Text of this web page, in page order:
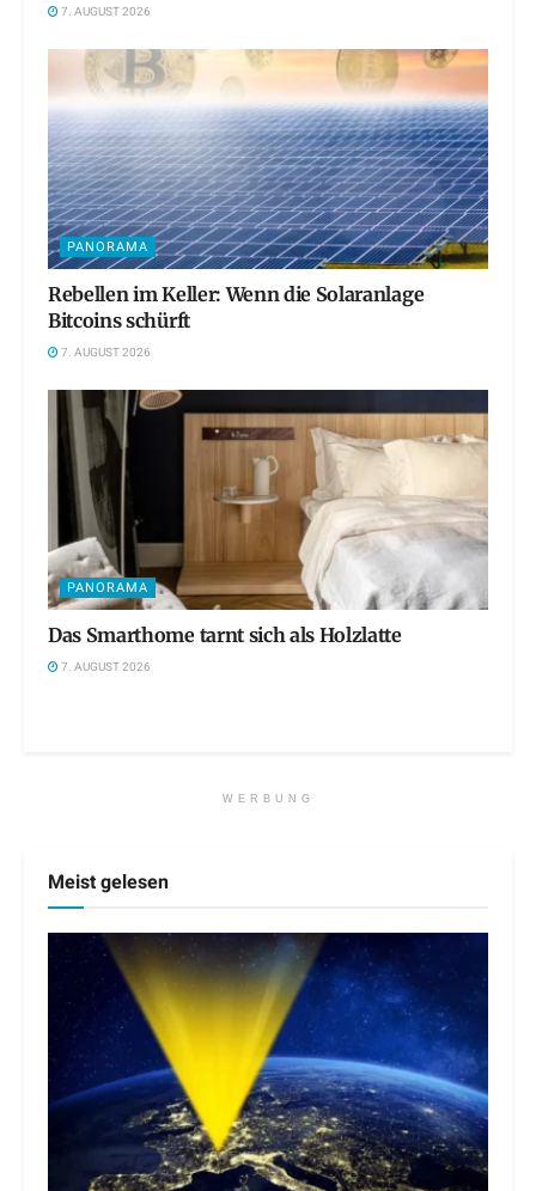
7. AUGUST 2026
PANORAMA
Rebellen im Keller: Wenn die Solaranlage
Bitcoins schürft
7. AUGUST 2026
PANORAMA
Das Smarthome tarnt sich als Holzlatte
7. AUGUST 2026
WERBUNG
Meist gelesen